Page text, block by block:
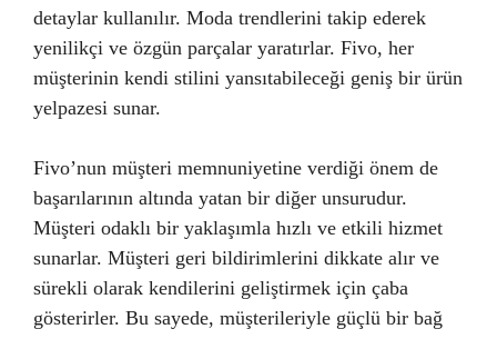
detaylar kullanılır. Moda trendlerini takip ederek
yenilikçi ve özgün parçalar yaratırlar. Fivo, her
müşterinin kendi stilini yansıtabileceği geniş bir ürün
yelpazesi sunar.
Fivo’nun müşteri memnuniyetine verdiği önem de
başarılarının altında yatan bir diğer unsurudur.
Müşteri odaklı bir yaklaşımla hızlı ve etkili hizmet
sunarlar. Müşteri geri bildirimlerini dikkate alır ve
sürekli olarak kendilerini geliştirmek için çaba
gösterirler. Bu sayede, müşterileriyle güçlü bir bağ